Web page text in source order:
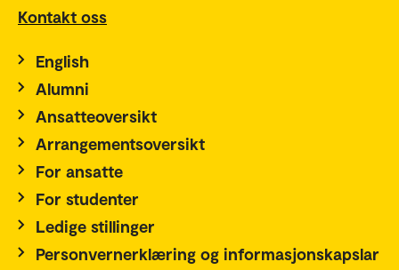
Kontakt oss
English
Alumni
Ansatteoversikt
Arrangementsoversikt
For ansatte
For studenter
Ledige stillinger
Personvernerklæring og informasjonskapslar